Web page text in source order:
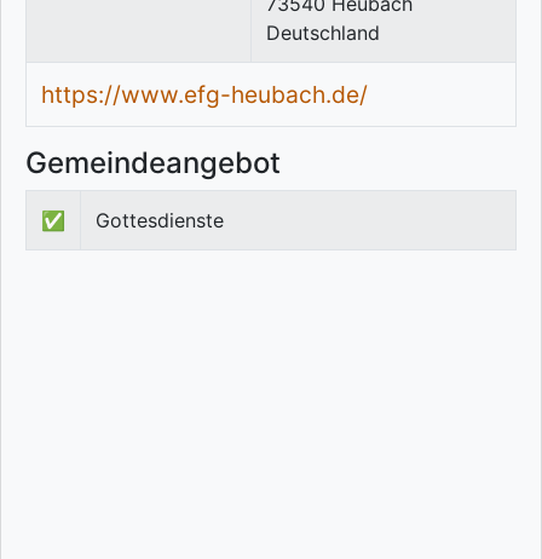
Deutschland
https://www.efg-heubach.de/
Gemeindeangebot
✅ Gottesdienste